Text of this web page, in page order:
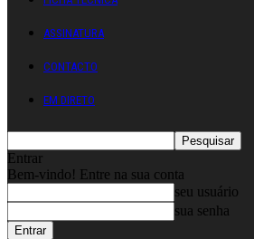
ASSINATURA
CONTACTO
EM DIRETO
Entrar
Bem-vindo! Entre na sua conta
seu usuário
sua senha